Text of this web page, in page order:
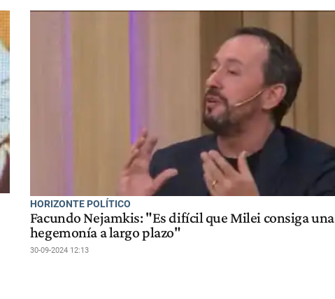
HORIZONTE POLÍTICO
Facundo Nejamkis: "Es difícil que Milei consiga una
hegemonía a largo plazo"
30-09-2024 12:13